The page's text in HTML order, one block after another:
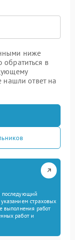
ниже
в
нашли ответ на
последующий
страховых
выполнения работ
работ и